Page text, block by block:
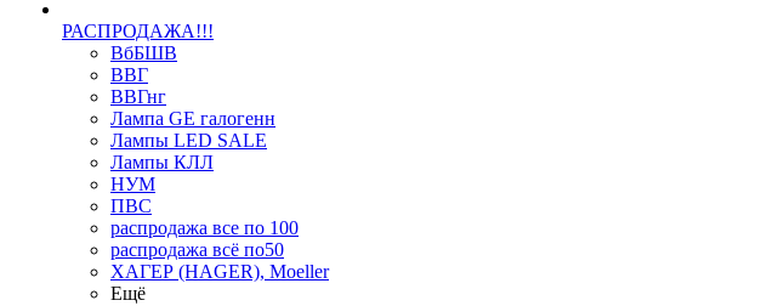
РАСПРОДАЖА!!!
ВбБШВ
ВВГ
ВВГнг
Лампа GE галогенн
Лампы LED SALE
Лампы КЛЛ
НУМ
ПВС
распродажа все по 100
распродажа всё по50
ХАГЕР (HAGER), Moeller
Ещё